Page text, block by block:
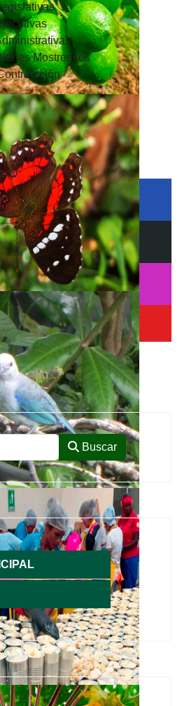
Mostrencos
Buscar